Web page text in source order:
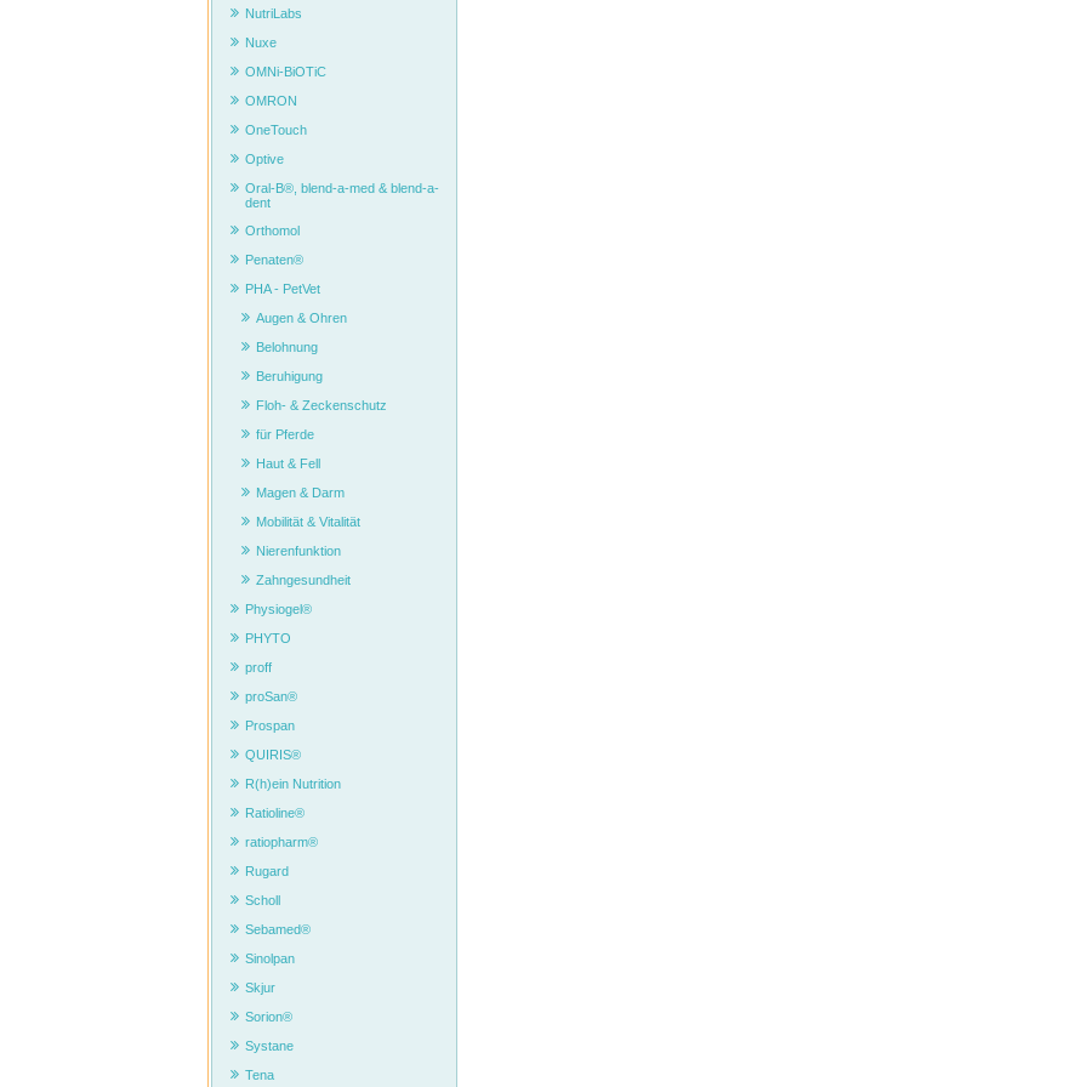
NutriLabs
Nuxe
OMNi-BiOTiC
OMRON
OneTouch
Optive
Oral-B®, blend-a-med & blend-a-
dent
Orthomol
Penaten®
PHA - PetVet
Augen & Ohren
Belohnung
Beruhigung
Floh- & Zeckenschutz
für Pferde
Haut & Fell
Magen & Darm
Mobilität & Vitalität
Nierenfunktion
Zahngesundheit
Physiogel®
PHYTO
proff
proSan®
Prospan
QUIRIS®
R(h)ein Nutrition
Ratioline®
ratiopharm®
Rugard
Scholl
Sebamed®
Sinolpan
Skjur
Sorion®
Systane
Tena